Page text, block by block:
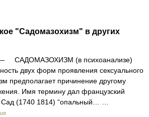
"Садомазохизм" в других
САДОМАЗОХИЗМ (в психоанализе)
двух форм проявления сексуального
предполагает причинение другому
Имя термину дал французский
Сад (1740 1814) “опальный… …